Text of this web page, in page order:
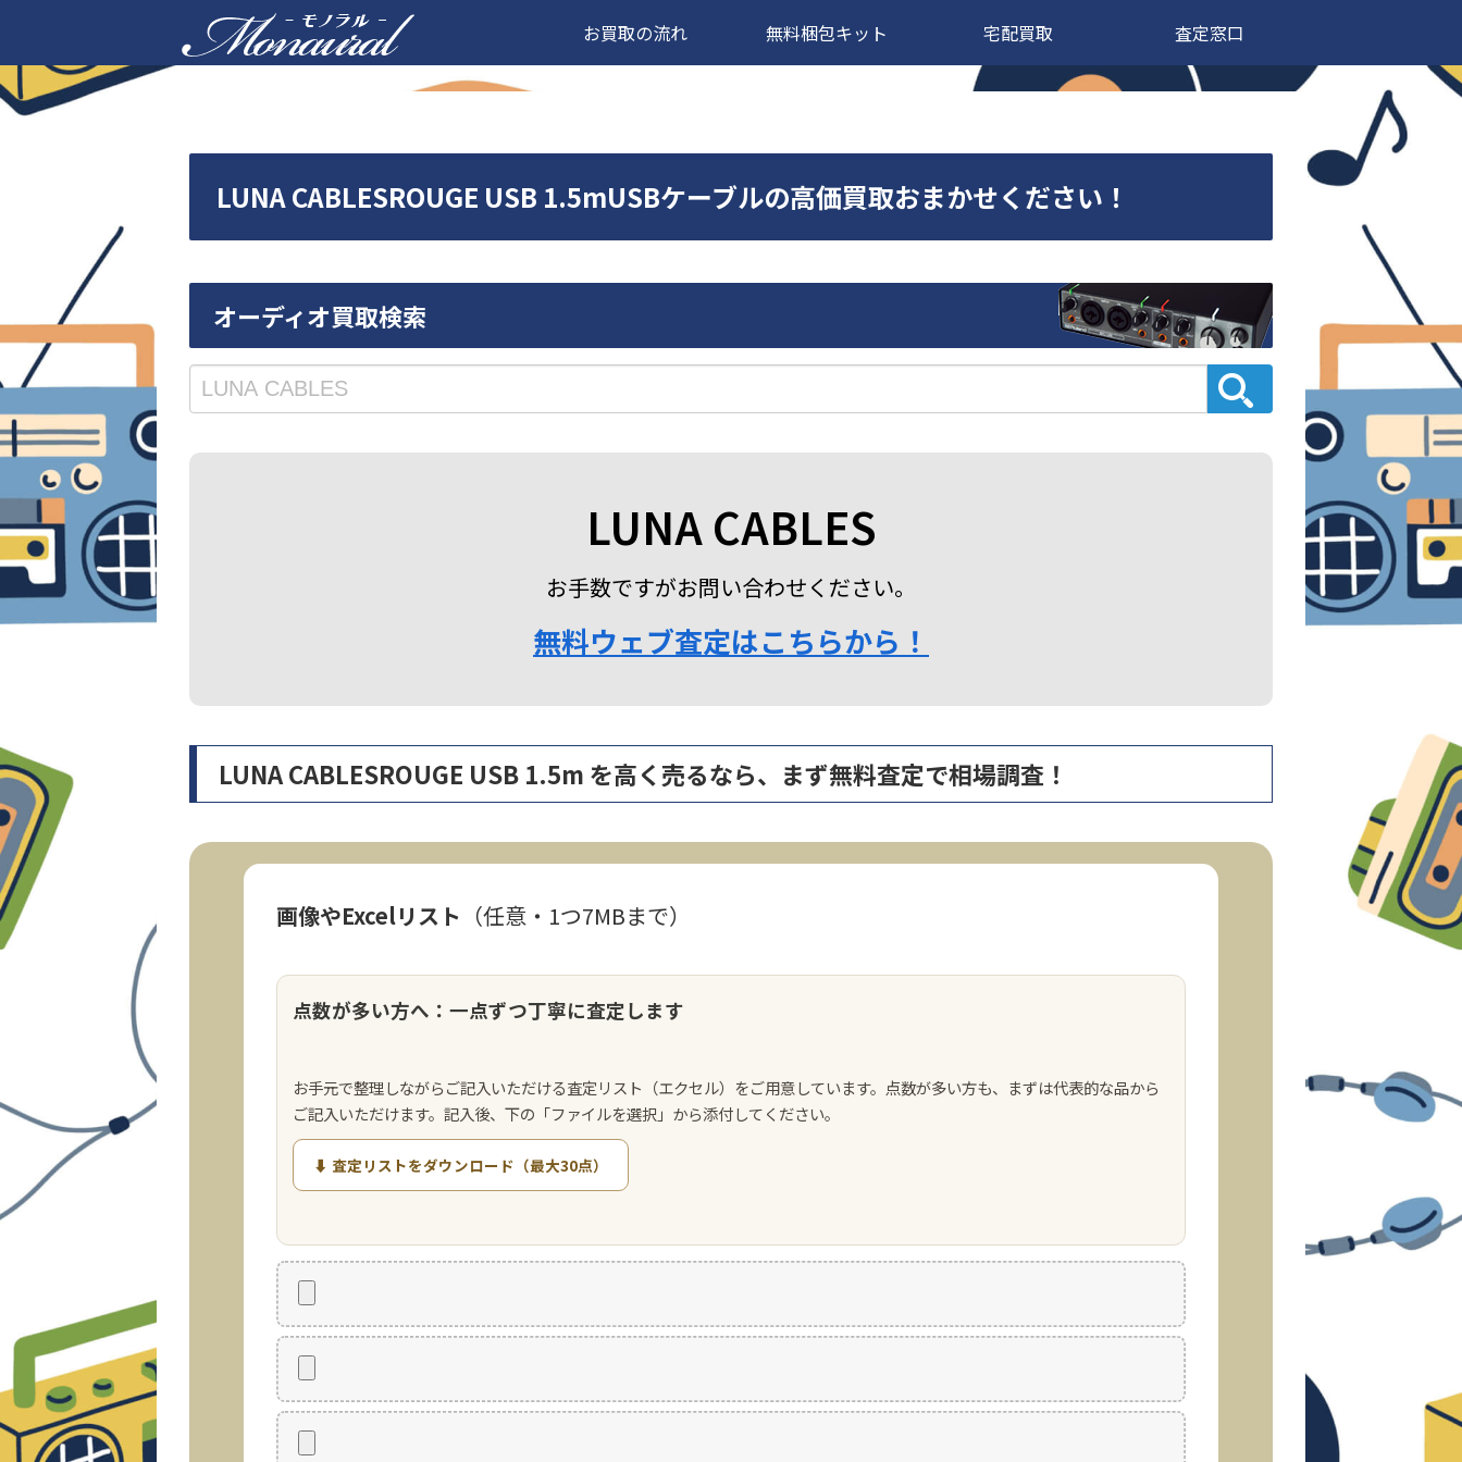
お買取の流れ 無料梱包キット 宅配買取 査定窓口
LUNA CABLESROUGE USB 1.5mUSBケーブルの高価買取おまかせください！
オーディオ買取検索
LUNA CABLES
お手数ですがお問い合わせください。
無料ウェブ査定はこちらから！
LUNA CABLESROUGE USB 1.5m を高く売るなら、まず無料査定で相場調査！
画像やExcelリスト （任意・1つ7MBまで）
点数が多い方へ：一点ずつ丁寧に査定します
お手元で整理しながらご記入いただける査定リスト（エクセル）をご用意しています。点数が多い方も、まずは代表的な品から
ご記入いただけます。記入後、下の「ファイルを選択」から添付してください。
⬇ 査定リストをダウンロード（最大30点）